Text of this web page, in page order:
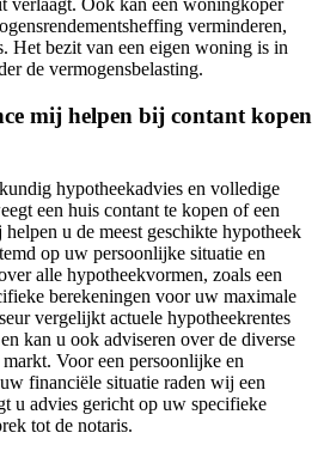
verlaagt. Ook kan een woningkoper
verminderen,
Het bezit van een eigen woning is in
de vermogensbelasting.
mij helpen bij contant kopen
hypotheekadvies en volledige
een huis contant te kopen of een
u de meest geschikte hypotheek
op uw persoonlijke situatie en
alle hypotheekvormen, zoals een
berekeningen voor uw maximale
vergelijkt actuele hypotheekrentes
kan u ook adviseren over de diverse
Voor een persoonlijke en
financiële situatie raden wij een
u advies gericht op uw specifieke
tot de notaris.